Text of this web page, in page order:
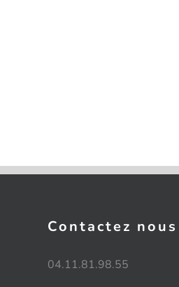
Contactez nous
04.11.81.98.55